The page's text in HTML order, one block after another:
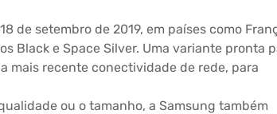
de setembro de 2019, em países como
Black e Space Silver. Uma variante pronta
mais recente conectividade de rede, para
ou o tamanho, a Samsung também